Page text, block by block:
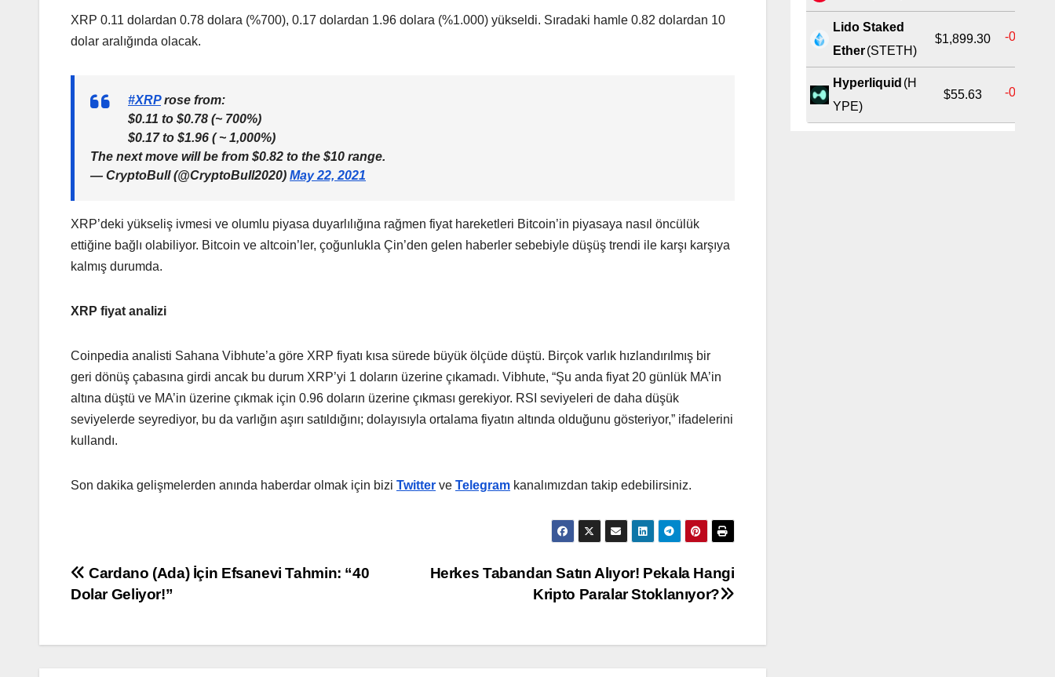
XRP 0.11 dolardan 0.78 dolara (%700), 0.17 dolardan 1.96 dolara (%1.000) yükseldi. Sıradaki hamle 0.82 dolardan 10
dolar aralığında olacak.
#XRProse from:
$0.11 to $0.78 (~ 700%)
$0.17 to $1.96 ( ~ 1,000%)
The next move will be from $0.82 to the $10 range.
— CryptoBull (@CryptoBull2020) May 22, 2021
XRP’deki yükseliş ivmesi ve olumlu piyasa duyarlılığına rağmen fiyat hareketleri Bitcoin’in piyasaya nasıl öncülük
ettiğine bağlı olabiliyor. Bitcoin ve altcoin’ler, çoğunlukla Çin’den gelen haberler sebebiyle düşüş trendi ile karşı karşıya
kalmış durumda.
XRP fiyat analizi
Coinpedia analisti Sahana Vibhute’a göre XRP fiyatı kısa sürede büyük ölçüde düştü. Birçok varlık hızlandırılmış bir
geri dönüş çabasına girdi ancak bu durum XRP’yi 1 doların üzerine çıkamadı. Vibhute, “Şu anda fiyat 20 günlük MA’in
altına düştü ve MA’in üzerine çıkmak için 0.96 doların üzerine çıkması gerekiyor. RSI seviyeleri de daha düşük
seviyelerde seyrediyor, bu da varlığın aşırı satıldığını; dolayısıyla ortalama fiyatın altında olduğunu gösteriyor,” ifadelerini
kullandı.
Son dakika gelişmelerden anında haberdar olmak için bizi Twitter ve Telegram kanalımızdan takip edebilirsiniz.
Yazı
gezinmesi
Herkes Tabandan Satın Alıyor! Pekala Hangi
Kripto Paralar Stoklanıyor?
Cardano (Ada) İçin Efsanevi Tahmin: “40
Dolar Geliyor!”
Lido Staked
Ether (STETH)
$1,899.30 -0.46%
Hyperliquid (H
YPE)
$55.63 -0.84%